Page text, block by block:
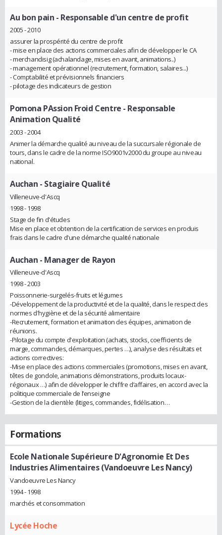
Au bon pain - Responsable d'un centre de profit
2005 - 2010
assurer la prospérité du centre de profit
- mise en place des actions commerciales afin de développer le CA
- merchandisig (achalandage, mises en avant, animations..)
- management opérationnel (recrutement, formation, salaires...)
- Comptabilité et prévisionnels financiers
- pilotage des indicateurs de gestion
Pomona PAssion Froid Centre - Responsable
Animation Qualité
2003 - 2004
Animer la démarche qualité au niveau de la succursale régionale de
tours, dans le cadre de la norme ISO9001v2000 du groupe au niveau
national.
Auchan - Stagiaire Qualité
Villeneuve-d'Ascq
1998 - 1998
Stage de fin d'études
Mise en place et obtention de la certification de services en produis
frais dans le cadre d'une démarche qualité nationale
Auchan - Manager de Rayon
Villeneuve-d'Ascq
1998 - 2003
Poissonnerie-surgelés-fruits et légumes
-Développement de la productivité et de la qualité, dans le respect des
normes d'hygiène et de la sécurité alimentaire
-Recrutement, formation et animation des équipes, animation de
réunions.
-Pilotage du compte d'exploitation (achats, stocks, coefficients de
marge, commandes, démarques, pertes …), analyse des résultats et
actions correctives:
-Mise en place des actions commerciales (promotions, mises en avant,
têtes de gondole, animations démonstrations, produits locaux-
régionaux …) afin de développer le chiffre d’affaires, en accord avec la
politique commerciale de l’enseigne
-Gestion de la clientèle (litiges, commandes, fidélisation…
Formations
Ecole Nationale Supérieure D'Agronomie Et Des
Industries Alimentaires (Vandoeuvre Les Nancy)
Vandoeuvre Les Nancy
1994 - 1998
marchés et consommation
Lycée Hoche